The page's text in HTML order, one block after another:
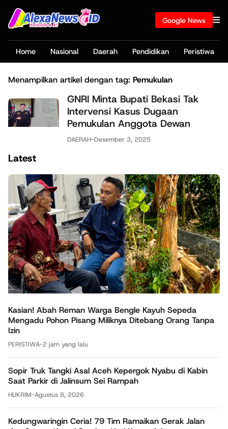
Google News
Home Nasional Daerah Pendidikan Peristiwa
Menampilkan artikel dengan tag: Pemukulan
GNRI Minta Bupati Bekasi Tak
Intervensi Kasus Dugaan
Pemukulan Anggota Dewan
DAERAH-Desember 3, 2025
Latest
Kasian! Abah Reman Warga Bengle Kayuh Sepeda
Mengadu Pohon Pisang Miliknya Ditebang Orang Tanpa
Izin
PERISTIWA-2 jam yang lalu
Sopir Truk Tangki Asal Aceh Kepergok Nyabu di Kabin
Saat Parkir di Jalinsum Sei Rampah
HUKRIM-Agustus 8, 2026
Kedungwaringin Ceria! 79 Tim Ramaikan Gerak Jalan